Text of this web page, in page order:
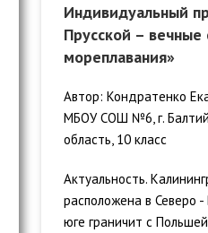
Индивидуальный
Прусской – вечные
мореплавания»
Автор: Кондратенко
МБОУ СОШ №6, г.
область, 10 класс
Актуальность.
расположена в Северо
юге граничит с